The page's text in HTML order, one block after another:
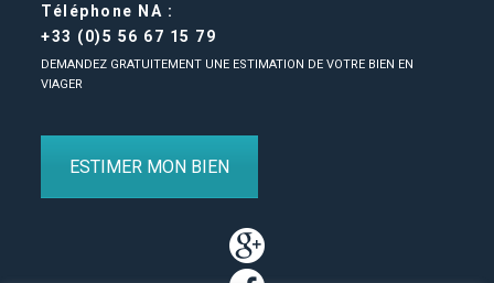
Téléphone NA :
+33 (0)5 56 67 15 79
DEMANDEZ GRATUITEMENT UNE ESTIMATION DE VOTRE BIEN EN
VIAGER
ESTIMER MON BIEN